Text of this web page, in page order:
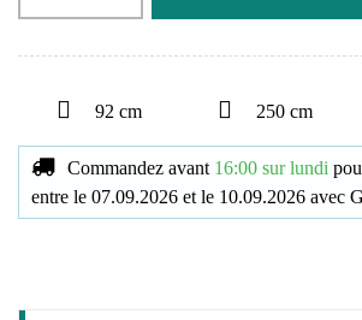
92 cm 250 cm
Commandez avant 16:00 sur lundi
entre le 07.09.2026 et le 10.09.2026 avec